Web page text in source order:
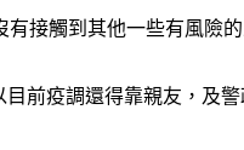
接觸到其他一些有風險的
前疫調還得靠親友，及